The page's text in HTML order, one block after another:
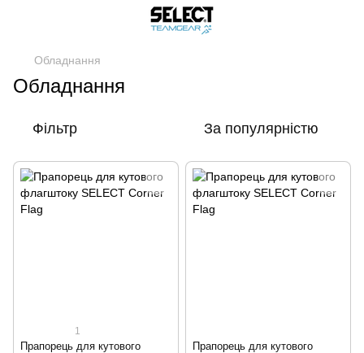
Обладнання
Обладнання
Фільтр За популярністю
1
Прапорець для кутового
Прапорець для кутового